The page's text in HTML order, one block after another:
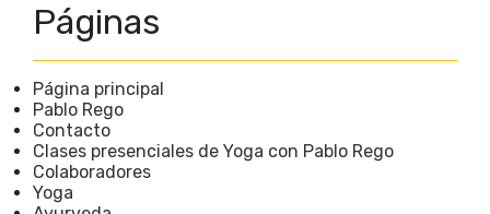
Páginas
Página principal
Pablo Rego
Contacto
Clases presenciales de Yoga con Pablo Rego
Colaboradores
Yoga